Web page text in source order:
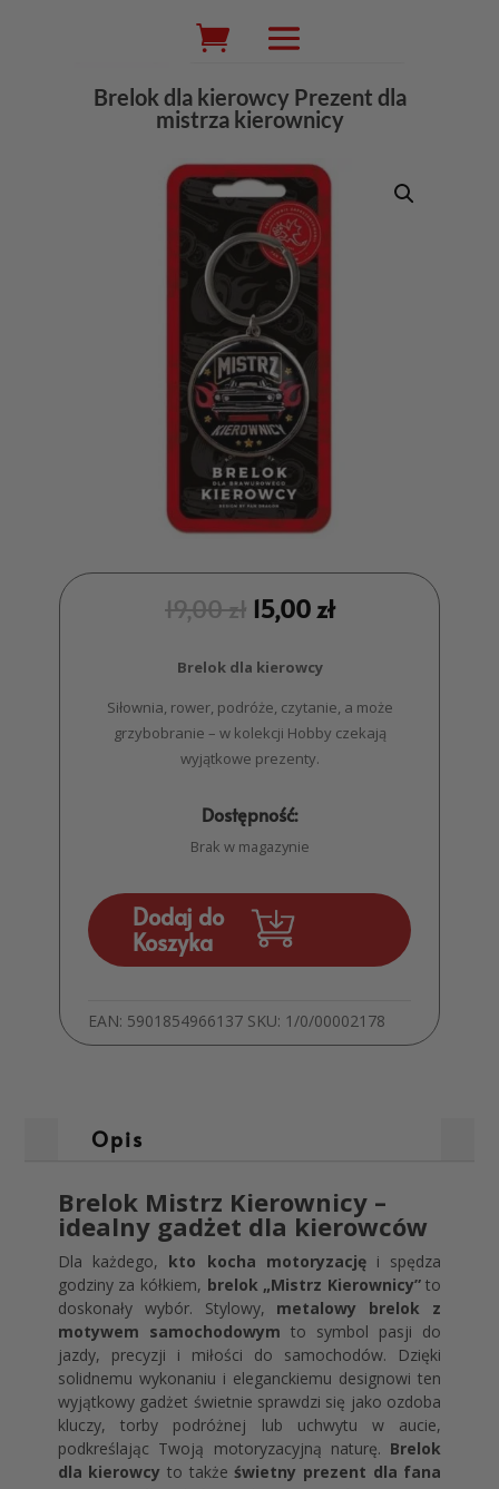
Wyszukiwarka
produktów
Brelok dla kierowcy Prezent dla
mistrza kierownicy
19,00zł 15,00zł
Brelok dla kierowcy
Siłownia, rower, podróże, czytanie, a może
grzybobranie – w kolekcji Hobby czekają
wyjątkowe prezenty.
Dostępność:
Brak w magazynie
Dodaj do
Koszyka
EAN: 5901854966137 SKU: 1/0/00002178
Opis
Brelok Mistrz Kierownicy –
idealny gadżet dla kierowców
Dla każdego, kto kocha motoryzacjęi spędza
godziny za kółkiem, brelok „Mistrz Kierownicy”to
doskonały wybór. Stylowy, metalowy brelok z
motywem samochodowym to symbol pasji do
jazdy, precyzji i miłości do samochodów. Dzięki
solidnemu wykonaniu i eleganckiemu designowi ten
wyjątkowy gadżet świetnie sprawdzi się jako ozdoba
kluczy, torby podróżnej lub uchwytu w aucie,
podkreślając Twoją motoryzacyjną naturę. Brelok
dla kierowcy to takżeświetny prezent dla fana